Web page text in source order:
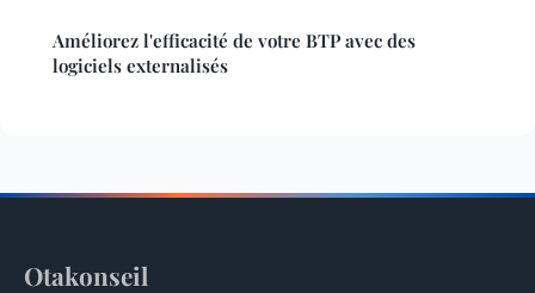
Améliorez l'efficacité de votre BTP avec des
logiciels externalisés
Otakonseil